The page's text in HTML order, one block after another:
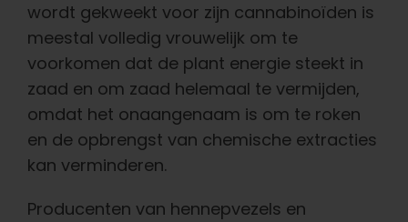
wordt gekweekt voor zijn cannabinoïden is
meestal volledig vrouwelijk om te
voorkomen dat de plant energie steekt in
zaad en om zaad helemaal te vermijden,
omdat het onaangenaam is om te roken
en de opbrengst van chemische extracties
kan verminderen.
Producenten van hennepvezels en